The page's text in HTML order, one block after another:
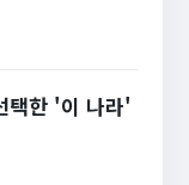
택한 '이 나라'